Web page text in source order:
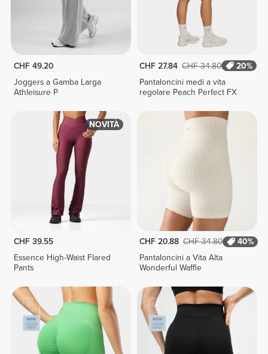
CHF 49.20
Joggers a Gamba Larga
Athleisure P
CHF 27.84 CHF 34.80
20%
Pantaloncini medi a vita
regolare Peach Perfect FX
NOVITÀ
CHF 39.55
Essence High-Waist Flared
Pants
CHF 20.88 CHF 34.80
40%
Pantaloncini a Vita Alta
Wonderful Waffle